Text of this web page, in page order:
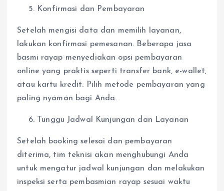
Konfirmasi dan Pembayaran
Setelah mengisi data dan memilih layanan,
lakukan konfirmasi pemesanan. Beberapa jasa
basmi rayap menyediakan opsi pembayaran
online yang praktis seperti transfer bank, e-wallet,
atau kartu kredit. Pilih metode pembayaran yang
paling nyaman bagi Anda.
Tunggu Jadwal Kunjungan dan Layanan
Setelah booking selesai dan pembayaran
diterima, tim teknisi akan menghubungi Anda
untuk mengatur jadwal kunjungan dan melakukan
inspeksi serta pembasmian rayap sesuai waktu